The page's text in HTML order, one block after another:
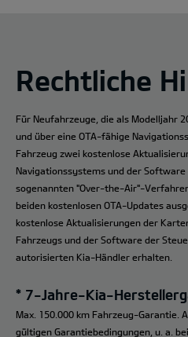
Rechtliche
Für Neufahrzeuge, die als Modelljahr
und über eine OTA-fähige
Fahrzeug zwei kostenlose
Navigationssystems und der
sogenannten "Over-the-Air"-
beiden kostenlosen OTA-Updates
kostenlose Aktualisierungen der
Fahrzeugs und der Software der
autorisierten Kia-Händler erhalten.
* 7-Jahre-Kia-
Max. 150.000 km Fahrzeug-Garantie.
gültigen Garantiebedingungen, u. a.